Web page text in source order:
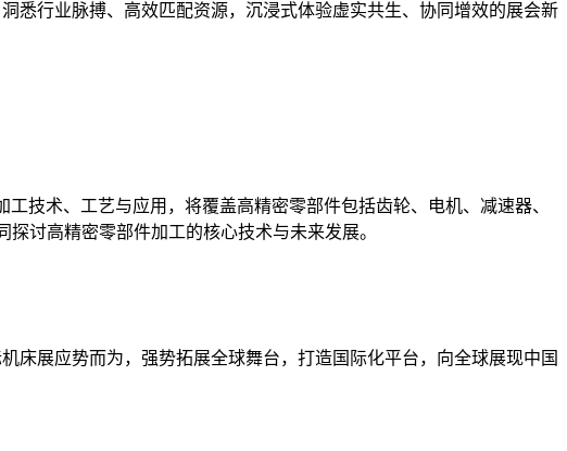
悉行业脉搏、高效匹配资源，沉浸式体验虚实共生、协同增效的展会新
技术、工艺与应用，将覆盖高精密零部件包括齿轮、电机、减速器、
讨高精密零部件加工的核心技术与未来发展。
床展应势而为，强势拓展全球舞台，打造国际化平台，向全球展现中国